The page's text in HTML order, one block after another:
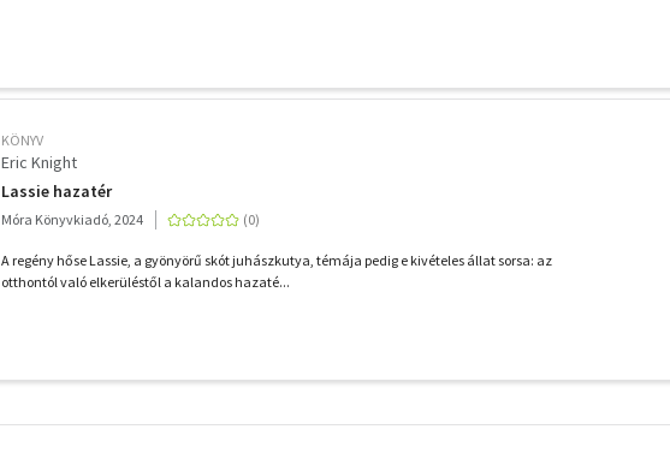
KÖNYV
Eric Knight
Lassie hazatér
Móra Könyvkiadó, 2024
A regény hőse Lassie, a gyönyörű skót juhászkutya, témája pedig e kivételes állat sorsa: az
otthontól való elkerüléstől a kalandos hazaté...
szűrők